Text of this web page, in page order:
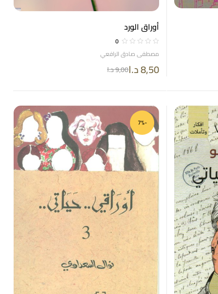
أوراق الورد
0
مصطفى صادق الرافعي
9,00د.ا 8,50د.ا
-7%